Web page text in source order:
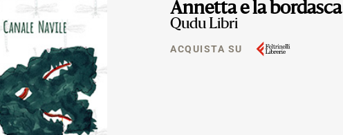
Annetta e la bordasca
Qudu Libri
ACQUISTA SU